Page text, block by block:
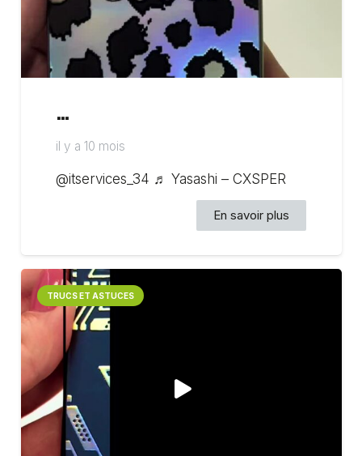
…
il y a 10 mois
@itservices_34 ♬ Yasashi – CXSPER
En savoir plus
TRUCS ET ASTUCES